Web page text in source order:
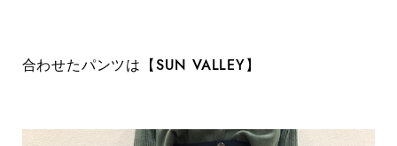
合わせたパンツは【SUN VALLEY】